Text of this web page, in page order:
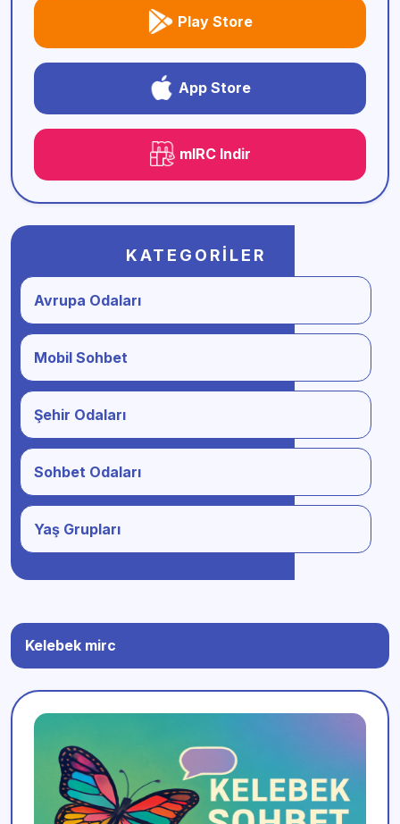
Play Store
App Store
mIRC Indir
KATEGORILER
Avrupa Odaları
Mobil Sohbet
Şehir Odaları
Sohbet Odaları
Yaş Grupları
Kelebek mirc